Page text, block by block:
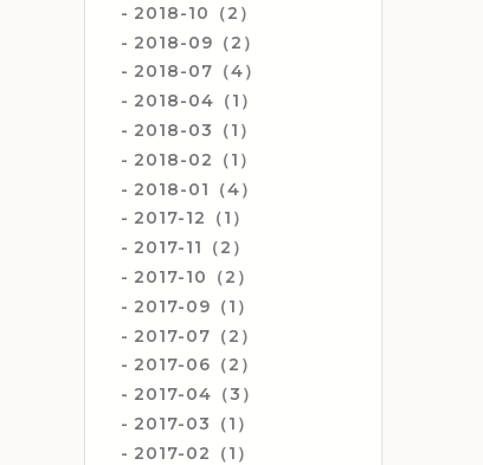
2018-10（2）
2018-09（2）
2018-07（4）
2018-04（1）
2018-03（1）
2018-02（1）
2018-01（4）
2017-12（1）
2017-11（2）
2017-10（2）
2017-09（1）
2017-07（2）
2017-06（2）
2017-04（3）
2017-03（1）
2017-02（1）